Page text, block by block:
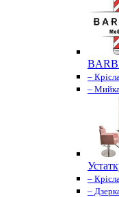
–
–
–
–